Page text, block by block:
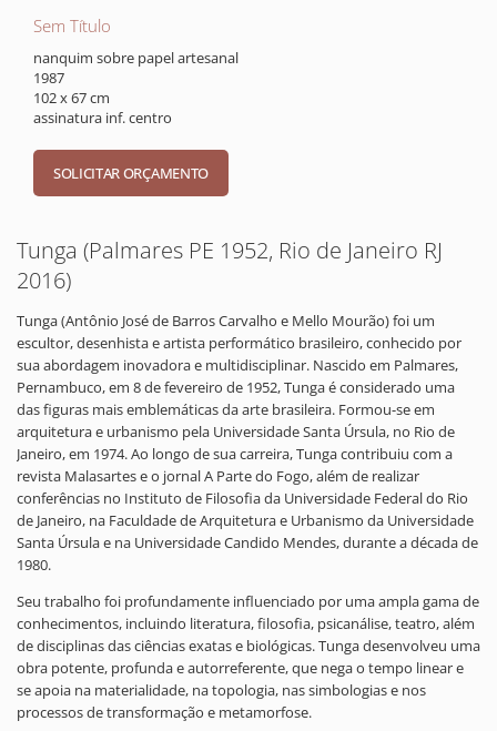
Sem Título
nanquim sobre papel artesanal
1987
102 x 67 cm
assinatura inf. centro
Tunga (Palmares PE 1952, Rio de Janeiro RJ
2016)
Tunga (Antônio José de Barros Carvalho e Mello Mourão) foi um
escultor, desenhista e artista performático brasileiro, conhecido por
sua abordagem inovadora e multidisciplinar. Nascido em Palmares,
Pernambuco, em 8 de fevereiro de 1952, Tunga é considerado uma
das figuras mais emblemáticas da arte brasileira. Formou-se em
arquitetura e urbanismo pela Universidade Santa Úrsula, no Rio de
Janeiro, em 1974. Ao longo de sua carreira, Tunga contribuiu com a
revista Malasartes e o jornal A Parte do Fogo, além de realizar
conferências no Instituto de Filosofia da Universidade Federal do Rio
de Janeiro, na Faculdade de Arquitetura e Urbanismo da Universidade
Santa Úrsula e na Universidade Candido Mendes, durante a década de
1980.
Seu trabalho foi profundamente influenciado por uma ampla gama de
conhecimentos, incluindo literatura, filosofia, psicanálise, teatro, além
de disciplinas das ciências exatas e biológicas. Tunga desenvolveu uma
obra potente, profunda e autorreferente, que nega o tempo linear e
se apoia na materialidade, na topologia, nas simbologias e nos
processos de transformação e metamorfose.